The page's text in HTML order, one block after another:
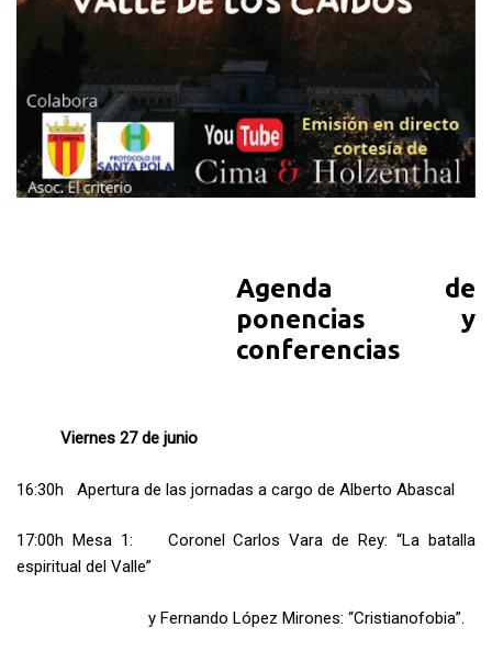
Agenda de
ponencias y
conferencias
Viernes 27 de junio
16:30h Apertura de las jornadas a cargo de Alberto Abascal
17:00h Mesa 1: Coronel Carlos Vara de Rey: “La batalla
espiritual del Valle”
y Fernando López Mirones: “Cristianofobia”.